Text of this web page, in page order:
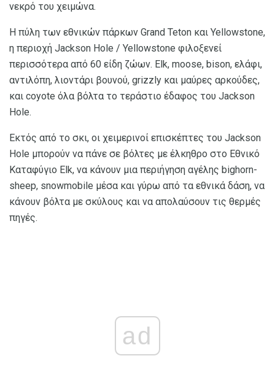
νεκρό του χειμώνα.
Η πύλη των εθνικών πάρκων Grand Teton και Yellowstone,
η περιοχή Jackson Hole / Yellowstone φιλοξενεί
περισσότερα από 60 είδη ζώων. Elk, moose, bison, ελάφι,
αντιλόπη, λιοντάρι βουνού, grizzly και μαύρες αρκούδες,
και coyote όλα βόλτα το τεράστιο έδαφος του Jackson
Hole.
Εκτός από το σκι, οι χειμερινοί επισκέπτες του Jackson
Hole μπορούν να πάνε σε βόλτες με έλκηθρο στο Εθνικό
Καταφύγιο Elk, να κάνουν μια περιήγηση αγέλης bighorn-
sheep, snowmobile μέσα και γύρω από τα εθνικά δάση, να
κάνουν βόλτα με σκύλους και να απολαύσουν τις θερμές
πηγές.
ad